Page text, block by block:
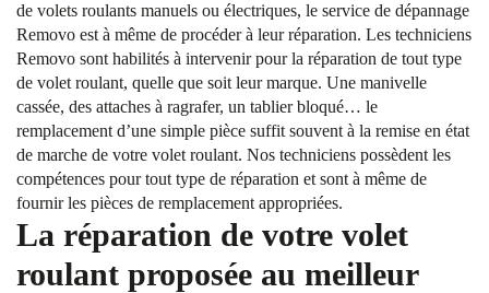
de volets roulants manuels ou électriques, le service de dépannage
Removo est à même de procéder à leur réparation. Les techniciens
Removo sont habilités à intervenir pour la réparation de tout type
de volet roulant, quelle que soit leur marque. Une manivelle
cassée, des attaches à ragrafer, un tablier bloqué… le
remplacement d’une simple pièce suffit souvent à la remise en état
de marche de votre volet roulant. Nos techniciens possèdent les
compétences pour tout type de réparation et sont à même de
fournir les pièces de remplacement appropriées.
La réparation de votre volet
roulant proposée au meilleur